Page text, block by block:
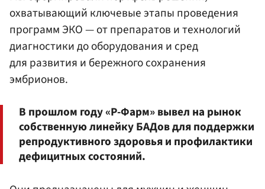
охватывающий ключевые этапы проведения
программ ЭКО — от препаратов и технологий
диагностики до оборудования и сред
для развития и бережного сохранения
эмбрионов.
В прошлом году «Р-Фарм» вывел на рынок
собственную линейку БАДов для поддержки
репродуктивного здоровья и профилактики
дефицитных состояний.